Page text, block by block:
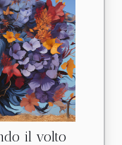
il volto